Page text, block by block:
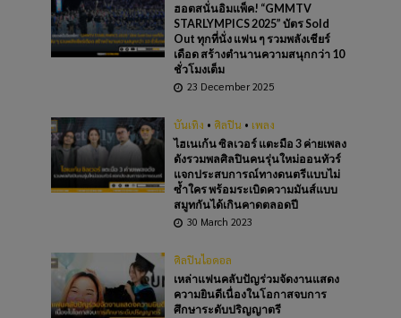
ฮอตสนั่นอิมแพ็ค! “GMMTV
STARLYMPICS 2025” บัตร Sold
Out ทุกที่นั่ง แฟน ๆ รวมพลังเชียร์
เดือด สร้างตำนานความสนุกกว่า 10
ชั่วโมงเต็ม
23 December 2025
บันเทิง • ศิลปิน • เพลง
ไฮเนเก้น ซิลเวอร์ แตะมือ 3 ค่ายเพลง
ดังรวมพลศิลปินคนรุ่นใหม่ออนทัวร์
แจกประสบการณ์ทางดนตรีแบบไม่
ซ้ำใคร พร้อมระเบิดความมันส์แบบ
สมูทกันได้เกินคาดตลอดปี
30 March 2023
ศิลปินไอดอล
เหล่าแฟนคลับปัญร่วมจัดงานแสดง
ความยินดีเนื่องในโอกาสจบการ
ศึกษาระดับปริญญาตรี